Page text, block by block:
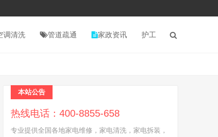
调清洗 管道疏通 家政资讯 护工
本站公告
热线电话：400-8855-658
专业提供全国各地家电维修，家电清洗，家电拆装，